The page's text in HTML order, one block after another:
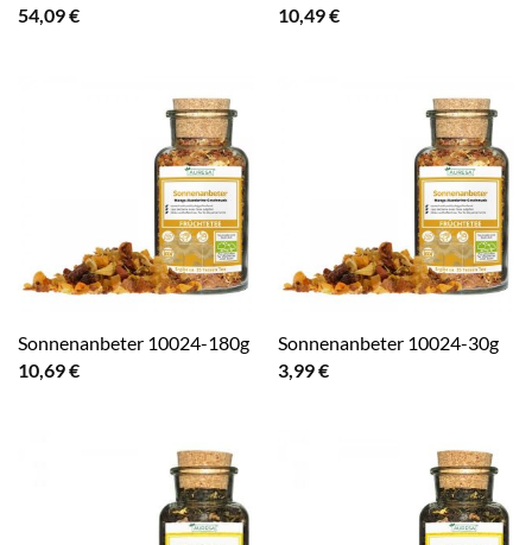
54,09€
10,49€
Sonnenanbeter 10024-180g
10,69€
Sonnenanbeter 10024-30g
3,99€